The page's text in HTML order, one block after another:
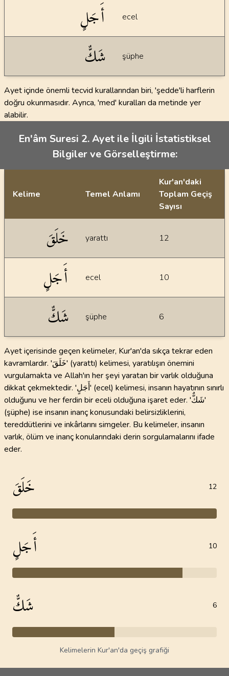
أَجَلٍ ecel
شَكٌّ şüphe
Ayet içinde önemli tecvid kurallarından biri, 'şedde'li harflerin
doğru okunmasıdır. Ayrıca, 'med' kuralları da metinde yer
alabilir.
En'âm Suresi 2. Ayet ile İlgili İstatistiksel
Bilgiler ve Görselleştirme:
Kelime Temel Anlamı
Kur'an'daki
Toplam Geçiş
Sayısı
خَلَقَ yarattı 12
أَجَلٍ ecel 10
شَكٌّ şüphe 6
Ayet içerisinde geçen kelimeler, Kur'an'da sıkça tekrar eden
kavramlardır. 'خَلَقَ' (yarattı) kelimesi, yaratılışın önemini
vurgulamakta ve Allah'ın her şeyi yaratan bir varlık olduğuna
dikkat çekmektedir. 'أَجَلٍ' (ecel) kelimesi, insanın hayatının sınırlı
olduğunu ve her ferdin bir eceli olduğuna işaret eder. 'شَكٌّ'
(şüphe) ise insanın inanç konusundaki belirsizliklerini,
tereddütlerini ve inkârlarını simgeler. Bu kelimeler, insanın
varlık, ölüm ve inanç konularındaki derin sorgulamalarını ifade
eder.
خَلَقَ 12
أَجَلٍ 10
شَكٌّ 6
Kelimelerin Kur'an'da geçiş grafiği